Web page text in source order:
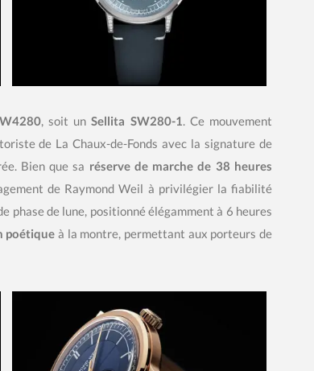
, soit unSellita SW280-1. Ce mouvement
de La Chaux-de-Fonds avec la signature de
Bien que sa réserve de marche de 38 heures
de Raymond Weil à privilégier la fiabilité
phase de lune, positionné élégamment à 6 heures
poétiqueà la montre, permettant aux porteurs de